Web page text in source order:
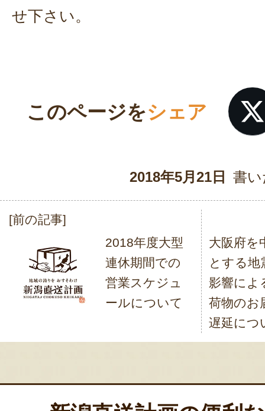
せ下さい。
このページをシェア
2018年5月21日 書
投
ョ
[前の記事]
2018年度大型
連休期間での
営業スケジュ
ールについて
大阪府を
とする地
影響によ
荷物のお
遅延につ